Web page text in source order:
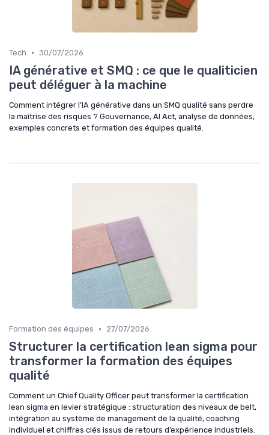
Tech • 30/07/2026
IA générative et SMQ : ce que le qualiticien
peut déléguer à la machine
Comment intégrer l’IA générative dans un SMQ qualité sans perdre
la maîtrise des risques ? Gouvernance, AI Act, analyse de données,
exemples concrets et formation des équipes qualité.
Formation des équipes • 27/07/2026
Structurer la certification lean sigma pour
transformer la formation des équipes
qualité
Comment un Chief Quality Officer peut transformer la certification
lean sigma en levier stratégique : structuration des niveaux de belt,
intégration au système de management de la qualité, coaching
individuel et chiffres clés issus de retours d’expérience industriels.